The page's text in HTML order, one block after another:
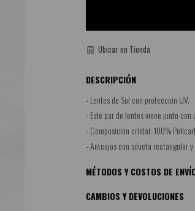
Ubicar en Tienda
DESCRIPCIÓN
- Lentes de Sol con protección UV.
- Este par de lentes viene junto con
- Composición cristal: 100%
- Anteojos con silueta rectangular
MÉTODOS Y COSTOS DE
CAMBIOS Y DEVOLUCIONES